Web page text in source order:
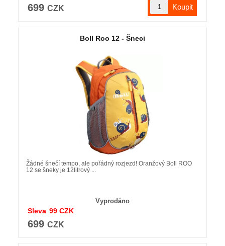
699 CZK
Boll Roo 12 - Šneci
Žádné šnečí tempo, ale pořádný rozjezd! Oranžový Boll ROO
12 se šneky je 12litrový ...
Vyprodáno
699 CZK
Sleva 99 CZK